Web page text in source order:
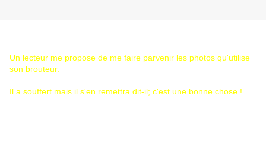
Un lecteur me propose de me faire parvenir les photos qu'utilise
son brouteur.
Il a souffert mais il s'en remettra dit-il; c'est une bonne chose !